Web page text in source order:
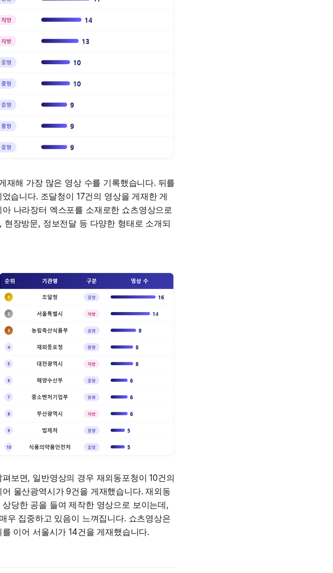
재해 가장 많은 영상 수를 기록했습니다. 뒤를
습니다. 조달청이 17건의 영상을 게재한 게
나라장터 엑스포를 소재로한 쇼츠영상으로
장방문, 정보전달 등 다양한 형태로 소개되
보면, 일반영상의 경우 재외동포청이 10건의
울산광역시가 9건을 게재했습니다. 재외동
당한 공을 들여 제작한 영상으로 보이는데,
우 집중하고 있음이 느껴집니다. 쇼츠영상은
이어 서울시가 14건을 게재했습니다.